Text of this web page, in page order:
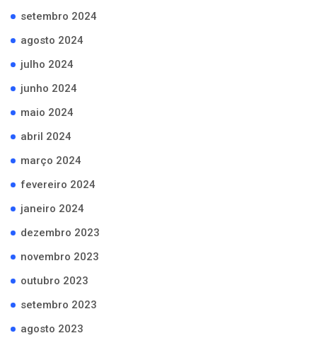
setembro 2024
agosto 2024
julho 2024
junho 2024
maio 2024
abril 2024
março 2024
fevereiro 2024
janeiro 2024
dezembro 2023
novembro 2023
outubro 2023
setembro 2023
agosto 2023